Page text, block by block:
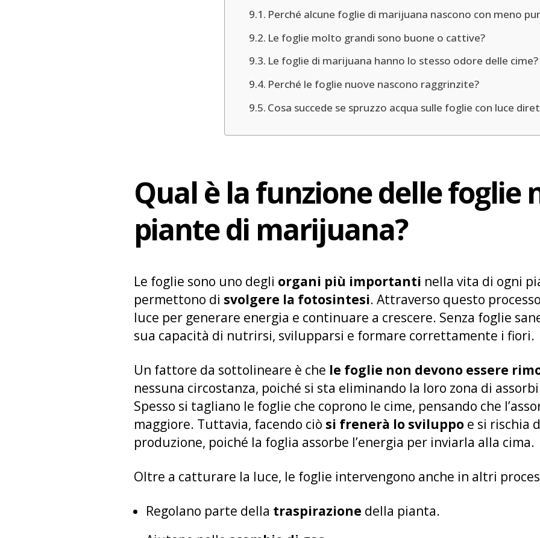
Perché alcune foglie di marijuana nascono con meno
Le foglie molto grandi sono buone o cattive?
Le foglie di marijuana hanno lo stesso odore delle cime?
Perché le foglie nuove nascono raggrinzite?
Cosa succede se spruzzo acqua sulle foglie con luce
Qual è la funzione delle foglie
piante di marijuana?
Le foglie sono uno degli organi più importanti nella vita di ogni
permettono di svolgere la fotosintesi. Attraverso questo
luce per generare energia e continuare a crescere. Senza foglie
sua capacità di nutrirsi, svilupparsi e formare correttamente i fiori.
Un fattore da sottolineare è che le foglie non devono essere
nessuna circostanza, poiché si sta eliminando la loro zona di
Spesso si tagliano le foglie che coprono le cime, pensando che
maggiore. Tuttavia, facendo ciò si frenerà lo sviluppo e si rischia
produzione, poiché la foglia assorbe l’energia per inviarla alla cima.
Oltre a catturare la luce, le foglie intervengono anche in altri
Regolano parte della traspirazione della pianta.